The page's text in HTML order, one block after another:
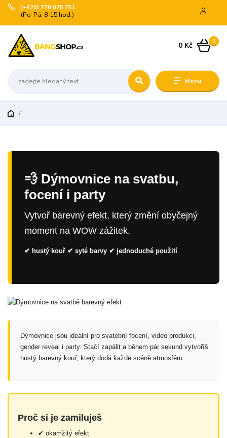
Menu
(+420) 776 075 751
(Po-Pá, 8-15 hod.)
0
0 Kč
💨 Dýmovnice na svatbu,
focení i party
Vytvoř barevný efekt, který změní obyčejný
moment na WOW zážitek.
✔ hustý kouř ✔ syté barvy ✔ jednoduché použití
Dýmovnice jsou ideální pro svatební focení, video produkci,
gender reveal i party. Stačí zapálit a během pár sekund vytvoříš
hustý barevný kouř, který dodá každé scéně atmosféru.
Proč si je zamiluješ
✔ okamžitý efekt